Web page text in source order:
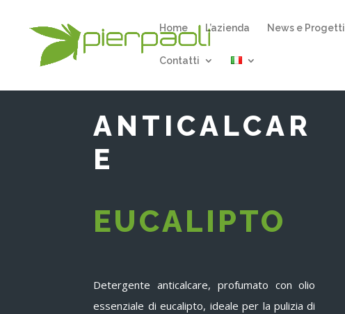
Home L’azienda News e Progetti
Contatti
ANTICALCAR
E
EUCALIPTO
Detergente anticalcare, profumato con olio
essenziale di eucalipto, ideale per la pulizia di